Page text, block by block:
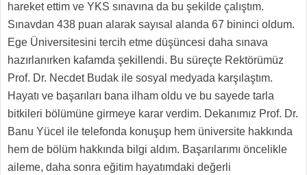
hareket ettim ve YKS sınavına da bu şekilde çalıştım.
Sınavdan 438 puan alarak sayısal alanda 67 bininci oldum.
Ege Üniversitesini tercih etme düşüncesi daha sınava
hazırlanırken kafamda şekillendi. Bu süreçte Rektörümüz
Prof. Dr. Necdet Budak ile sosyal medyada karşılaştım.
Hayatı ve başarıları bana ilham oldu ve bu sayede tarla
bitkileri bölümüne girmeye karar verdim. Dekanımız Prof. Dr.
Banu Yücel ile telefonda konuşup hem üniversite hakkında
hem de bölüm hakkında bilgi aldım. Başarılarımı öncelikle
aileme, daha sonra eğitim hayatımdaki değerli